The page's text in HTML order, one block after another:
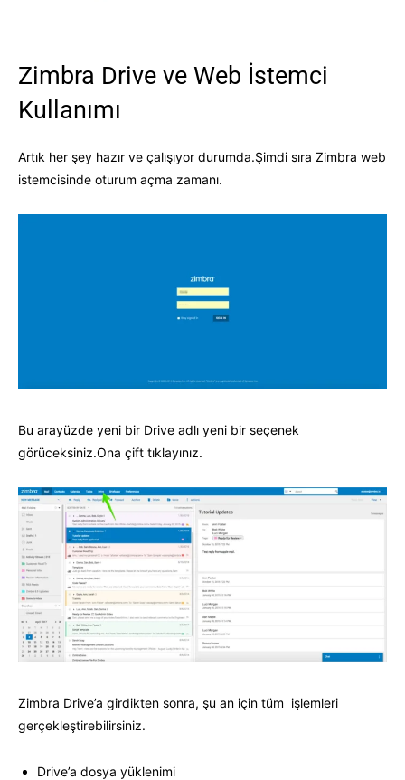
Zimbra Drive ve Web İstemci
Kullanımı
Artık her şey hazır ve çalışıyor durumda.Şimdi sıra Zimbra web
istemcisinde oturum açma zamanı.
Bu arayüzde yeni bir Drive adlı yeni bir seçenek
görüceksiniz.Ona çift tıklayınız.
Zimbra Drive’a girdikten sonra, şu an için tüm işlemleri
gerçekleştirebilirsiniz.
Drive’a dosya yüklenimi